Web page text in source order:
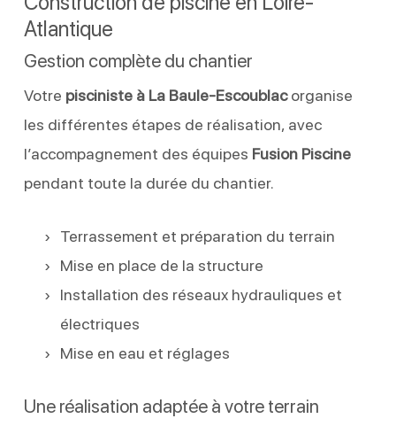
Atlantique
Gestion complète du chantier
Votre pisciniste à La Baule-Escoublacorganise
les différentes étapes de réalisation, avec
l’accompagnement des équipes Fusion Piscine
pendant toute la durée du chantier.
Terrassement et préparation du terrain
Mise en place de la structure
Installation des réseaux hydrauliques et
électriques
Mise en eau et réglages
Une réalisation adaptée à votre terrain